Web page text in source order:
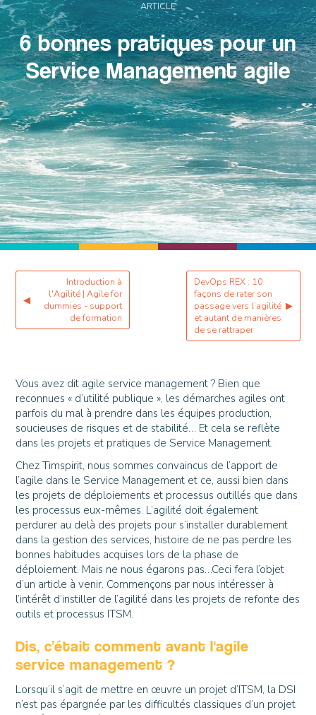
ARTICLE
6 bonnes pratiques pour un
Service Management agile
◀
Introduction à
l'Agilité | Agile for
dummies - support
de formation
DevOps REX : 10
façons de rater son
passage vers l’agilité
et autant de manières
de se rattraper
▶
Vous avez dit agile service management ? Bien que
reconnues « d’utilité publique », les démarches agiles ont
parfois du mal à prendre dans les équipes production,
soucieuses de risques et de stabilité… Et cela se reflète
dans les projets et pratiques de Service Management.
Chez Timspirit, nous sommes convaincus de l’apport de
l’agile dans le Service Management et ce, aussi bien dans
les projets de déploiements et processus outillés que dans
les processus eux-mêmes. L’agilité doit également
perdurer au delà des projets pour s’installer durablement
dans la gestion des services, histoire de ne pas perdre les
bonnes habitudes acquises lors de la phase de
déploiement. Mais ne nous égarons pas…Ceci fera l’objet
d’un article à venir. Commençons par nous intéresser à
l’intérêt d’instiller de l’agilité dans les projets de refonte des
outils et processus ITSM.
Dis, c’était comment avant l'agile
service management ?
Lorsqu’il s’agit de mettre en œuvre un projet d’ITSM, la DSI
n’est pas épargnée par les difficultés classiques d’un projet